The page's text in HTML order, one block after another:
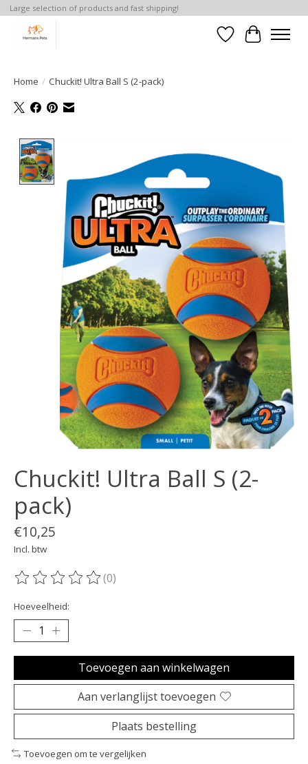
Large selection of products and fast shipping!
Verlanglijst
Home / Chuckit! Ultra Ball S (2-pack)
Chuckit! Ultra Ball S (2-
pack)
€10,25
Incl. btw
De beoordeling van dit product is
(0)
Hoeveelheid:
Toevoegen aan winkelwagen
Aan verlanglijst toevoegen
Plaats bestelling
Toevoegen om te vergelijken